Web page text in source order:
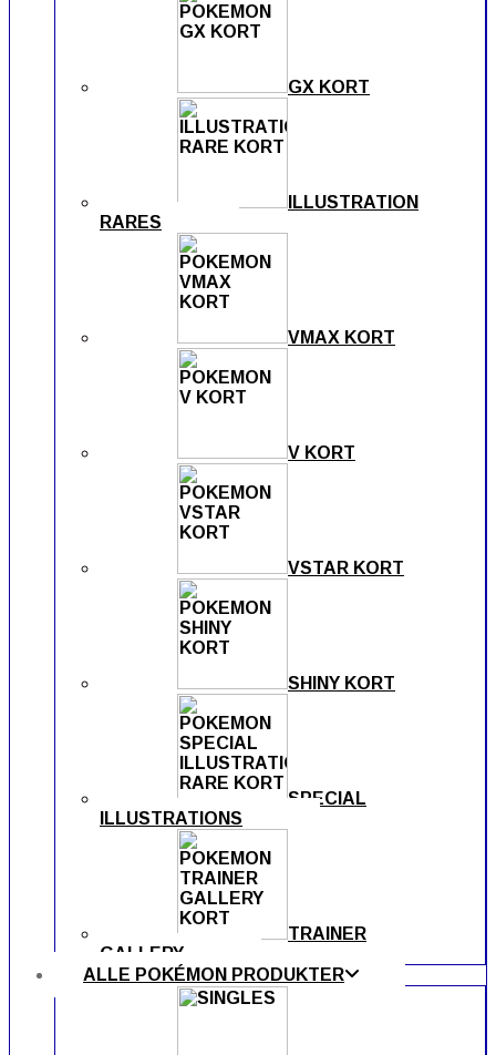
GX KORT
ILLUSTRATION
RARES
VMAX KORT
V KORT
VSTAR KORT
SHINY KORT
SPECIAL
ILLUSTRATIONS
TRAINER
GALLERY
ALLE POKÉMON PRODUKTER